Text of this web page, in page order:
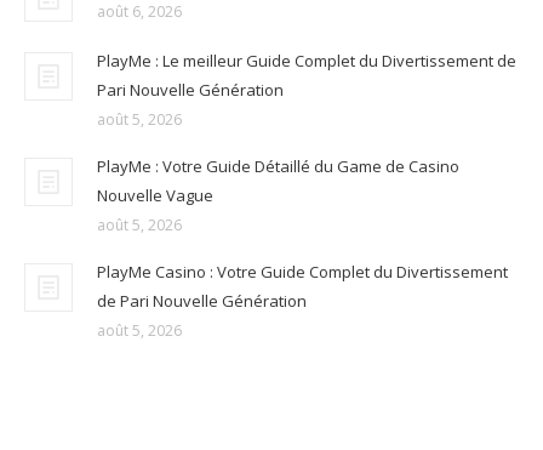
août 6, 2026
PlayMe : Le meilleur Guide Complet du Divertissement de
Pari Nouvelle Génération
août 5, 2026
PlayMe : Votre Guide Détaillé du Game de Casino
Nouvelle Vague
août 5, 2026
PlayMe Casino : Votre Guide Complet du Divertissement
de Pari Nouvelle Génération
août 5, 2026